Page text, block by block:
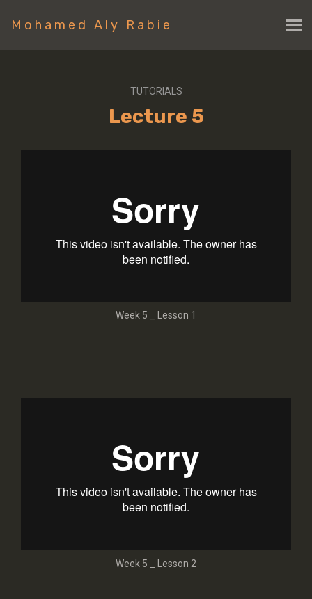
Mohamed Aly Rabie
TUTORIALS
Lecture 5
Week 5 _ Lesson 1
Week 5 _ Lesson 2